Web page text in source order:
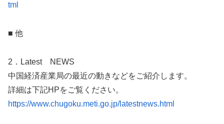
tml
■ 他
2．Latest NEWS
中国経済産業局の最近の動きなどをご紹介します。
詳細は下記HPをご覧ください。
https://www.chugoku.meti.go.jp/latestnews.html